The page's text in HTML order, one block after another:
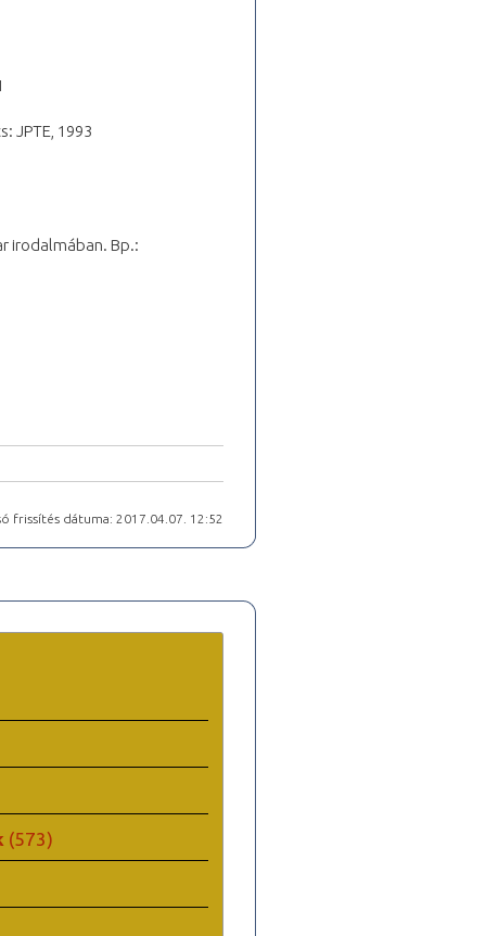
JPTE, 1993
irodalmában. Bp.:
frissítés dátuma: 2017.04.07. 12:52
(573)